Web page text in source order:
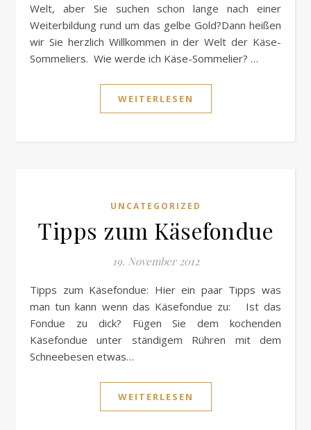
Welt, aber Sie suchen schon lange nach einer
Weiterbildung rund um das gelbe Gold?Dann heißen
wir Sie herzlich Willkommen in der Welt der Käse-
Sommeliers. Wie werde ich Käse-Sommelier? …
WEITERLESEN
UNCATEGORIZED
Tipps zum Käsefondue
19. November 2012
Tipps zum Käsefondue: Hier ein paar Tipps was
man tun kann wenn das Käsefondue zu: Ist das
Fondue zu dick? Fügen Sie dem kochenden
Käsefondue unter ständigem Rühren mit dem
Schneebesen etwas…
WEITERLESEN